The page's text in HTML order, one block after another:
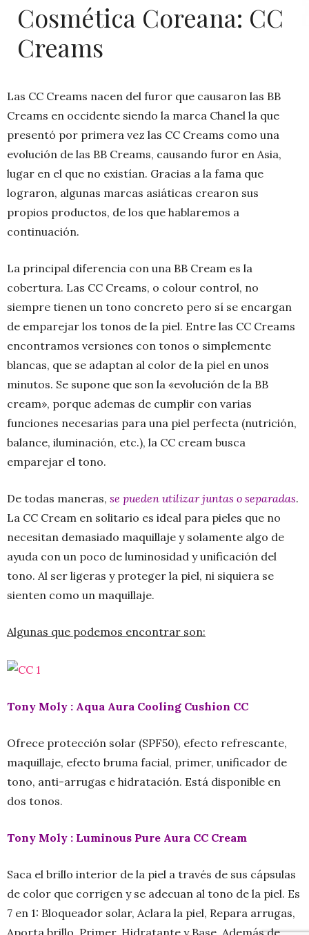
Cosmética Coreana: CC
Creams
Las CC Creams nacen del furor que causaron las BB
Creams en occidente siendo la marca Chanel la que
presentó por primera vez las CC Creams como una
evolución de las BB Creams, causando furor en Asia,
lugar en el que no existían. Gracias a la fama que
lograron, algunas marcas asiáticas crearon sus
propios productos, de los que hablaremos a
continuación.
La principal diferencia con una BB Cream es la
cobertura. Las CC Creams, o colour control, no
siempre tienen un tono concreto pero sí se encargan
de emparejar los tonos de la piel. Entre las CC Creams
encontramos versiones con tonos o simplemente
blancas, que se adaptan al color de la piel en unos
minutos. Se supone que son la «evolución de la BB
cream», porque ademas de cumplir con varias
funciones necesarias para una piel perfecta (nutrición,
balance, iluminación, etc.), la CC cream busca
emparejar el tono.
De todas maneras, se pueden utilizar juntas o separadas.
La CC Cream en solitario es ideal para pieles que no
necesitan demasiado maquillaje y solamente algo de
ayuda con un poco de luminosidad y unificación del
tono. Al ser ligeras y proteger la piel, ni siquiera se
sienten como un maquillaje.
Algunas que podemos encontrar son:
Tony Moly : Aqua Aura Cooling Cushion CC
Ofrece protección solar (SPF50), efecto refrescante,
maquillaje, efecto bruma facial, primer, unificador de
tono, anti-arrugas e hidratación. Está disponible en
dos tonos.
Tony Moly : Luminous Pure Aura CC Cream
Saca el brillo interior de la piel a través de sus cápsulas
de color que corrigen y se adecuan al tono de la piel. Es
7 en 1: Bloqueador solar, Aclara la piel, Repara arrugas,